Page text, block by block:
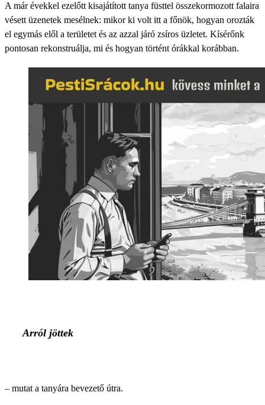
A már évekkel ezelőtt kisajátított tanya füsttel összekormozott falaira
vésett üzenetek mesélnek: mikor ki volt itt a főnök, hogyan orozták
el egymás elől a területet és az azzal járó zsíros üzletet. Kísérőnk
pontosan rekonstruálja, mi és hogyan történt órákkal korábban.
Arról jöttek
– mutat a tanyára bevezető útra.